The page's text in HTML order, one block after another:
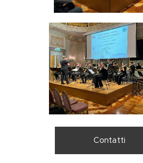
Contatti